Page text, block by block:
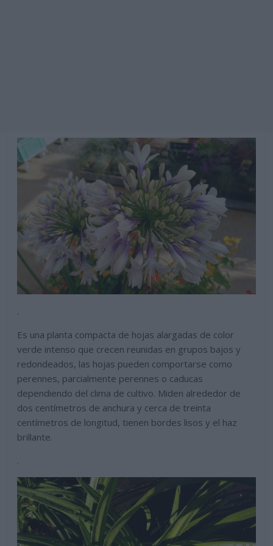
.
Es una planta compacta de hojas alargadas de color
verde intenso que crecen reunidas en grupos bajos y
redondeados, las hojas pueden comportarse como
perennes, parcialmente perennes o caducas
dependiendo del clima de cultivo. Miden alrededor de
dos centímetros de anchura y cerca de treinta
centímetros de longitud, tienen bordes lisos y el haz
brillante.
.